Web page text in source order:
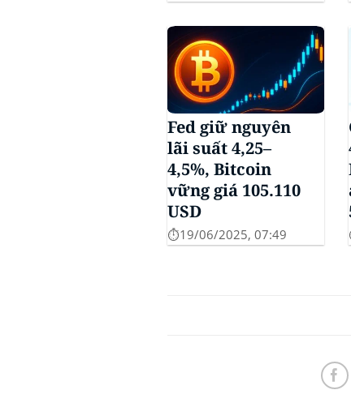
Fed giữ nguyên
lãi suất 4,25–
4,5%, Bitcoin
vững giá 105.110
USD
⏱️19/06/2025, 07:49